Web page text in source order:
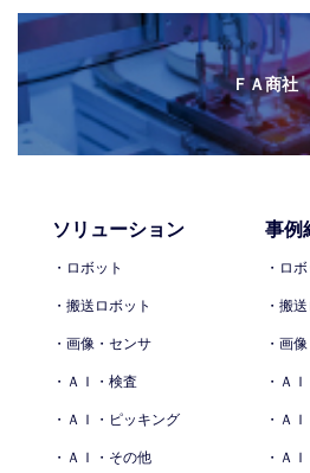
ＦＡ商社
ソリューション
・ロボット
・搬送ロボット
・画像・センサ
・ＡＩ・検査
・ＡＩ・ピッキング
・ＡＩ・その他
事例
・ロ
・搬
・画
・Ａ
・Ａ
・Ａ